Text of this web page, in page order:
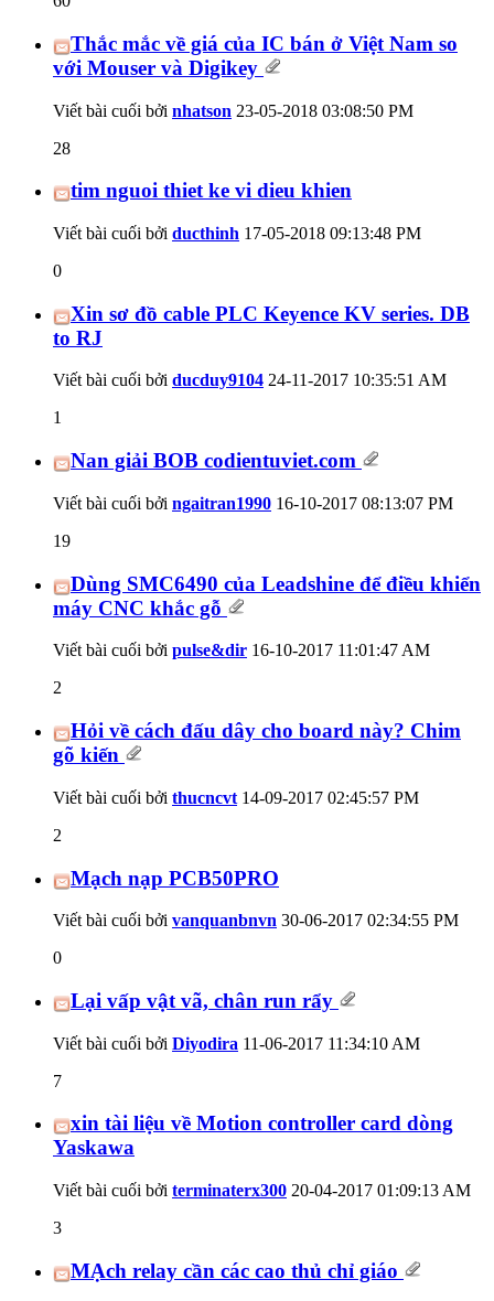
Thắc mắc về giá của IC bán ở Việt Nam so
với Mouser và Digikey
Viết bài cuối bởi nhatson 23-05-2018 03:08:50 PM
28
tim nguoi thiet ke vi dieu khien
Viết bài cuối bởi ducthinh 17-05-2018 09:13:48 PM
0
Xin sơ đồ cable PLC Keyence KV series. DB
to RJ
Viết bài cuối bởi ducduy9104 24-11-2017 10:35:51 AM
1
Nan giải BOB codientuviet.com
Viết bài cuối bởi ngaitran1990 16-10-2017 08:13:07 PM
19
Dùng SMC6490 của Leadshine để điều khiển
máy CNC khắc gỗ
Viết bài cuối bởi pulse&dir 16-10-2017 11:01:47 AM
2
Hỏi về cách đấu dây cho board này? Chim
gõ kiến
Viết bài cuối bởi thucncvt 14-09-2017 02:45:57 PM
2
Mạch nạp PCB50PRO
Viết bài cuối bởi vanquanbnvn 30-06-2017 02:34:55 PM
0
Lại vấp vật vã, chân run rẩy
Viết bài cuối bởi Diyodira 11-06-2017 11:34:10 AM
7
xin tài liệu về Motion controller card dòng
Yaskawa
Viết bài cuối bởi terminaterx300 20-04-2017 01:09:13 AM
3
MẠch relay cần các cao thủ chỉ giáo